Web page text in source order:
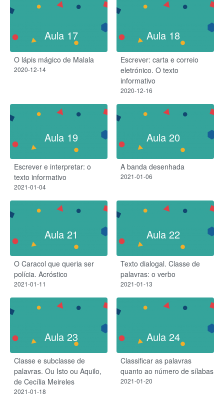
Aula 17
O lápis mágico de Malala
2020-12-14
Aula 18
Escrever: carta e correio
eletrónico. O texto
informativo
2020-12-16
Aula 19
Escrever e interpretar: o
texto informativo
2021-01-04
Aula 20
A banda desenhada
2021-01-06
Aula 21
O Caracol que queria ser
polícia. Acróstico
2021-01-11
Aula 22
Texto dialogal. Classe de
palavras: o verbo
2021-01-13
Aula 23
Classe e subclasse de
palavras. Ou Isto ou Aquilo,
de Cecília Meireles
2021-01-18
Aula 24
Classificar as palavras
quanto ao número de sílabas
2021-01-20